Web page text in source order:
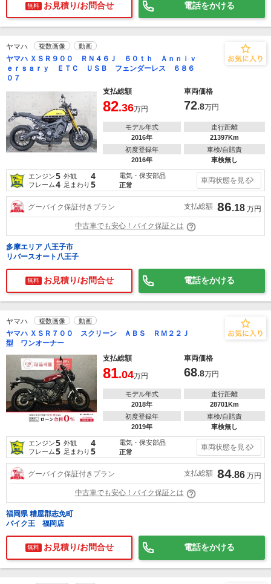
無料 お見積り/お問合せ 電話をかける
ヤマハ 複数画像 動画
ヤマハ ＸＳＲ９００ ＲＮ４６Ｊ ６０ｔｈ Ａｎｎｉｖ
ｅｒｓａｒｙ ＥＴＣ ＵＳＢ フェンダーレス ６８６
０７
支払総額
車両価格
82.36万円 72.8万円
モデル年式
2016年
走行距離
21397Km
初度登録年
2016年
車検/自賠責
車検無し
エンジン5 外観 4
フレーム4 足まわり 5
電気・保安部品
正常
車両状態を見る
グーバイク保証付きプラン 支払総額 86.18 万円
中古車でも安心！バイク保証とは
多摩エリア 八王子市
リバースオート八王子
無料 お見積り/お問合せ 電話をかける
ヤマハ 複数画像 動画
ヤマハ ＸＳＲ７００ スクリーン ＡＢＳ ＲＭ２２Ｊ
型 ワンオーナー
支払総額
車両価格
81.04万円 68.8万円
モデル年式
2018年
走行距離
28701Km
初度登録年
2019年
車検/自賠責
車検無し
エンジン5 外観 4
フレーム5 足まわり 5
電気・保安部品
正常
車両状態を見る
グーバイク保証付きプラン 支払総額 84.86 万円
中古車でも安心！バイク保証とは
福岡県 糟屋郡志免町
バイク王 福岡店
無料 お見積り/お問合せ 電話をかける